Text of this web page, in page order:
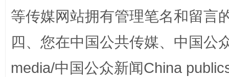
等传媒网站拥有管理笔名和留言
四、您在中国公共传媒、中国公
media/中国公众新闻China